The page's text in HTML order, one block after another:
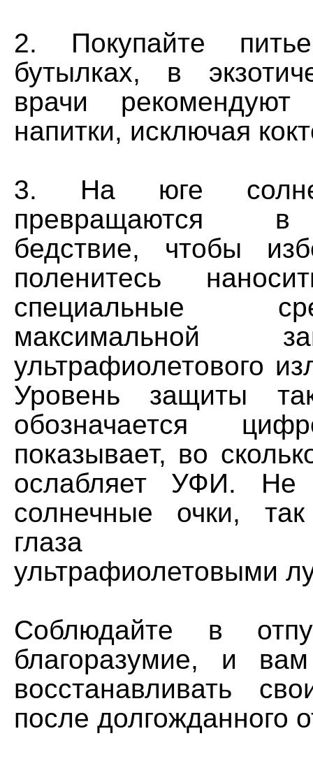
2. Покупайте
бутылках, в
врачи
напитки, исключая
3. На юге
превращаются в
бедствие, чтобы
поленитесь
специальные
максимальной
ультрафиолетового
Уровень защиты
обозначается
показывает, во
ослабляет УФИ. Не
солнечные очки,
глаза
ультрафиолетовыми
Соблюдайте в
благоразумие, и
восстанавливать
после долгожданного